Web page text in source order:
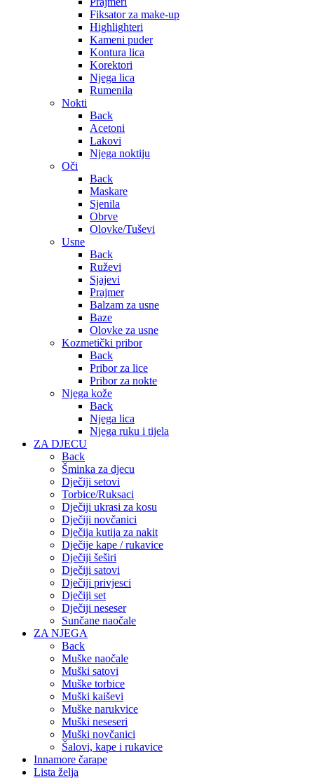
Fiksator za make-up
Highlighteri
Kameni puder
Kontura lica
Korektori
Njega lica
Rumenila
Nokti
Back
Acetoni
Lakovi
Njega noktiju
Oči
Back
Maskare
Sjenila
Obrve
Olovke/Tuševi
Usne
Back
Ruževi
Sjajevi
Prajmer
Balzam za usne
Baze
Olovke za usne
Kozmetički pribor
Back
Pribor za lice
Pribor za nokte
Njega kože
Back
Njega lica
Njega ruku i tijela
ZA DJECU
Back
Šminka za djecu
Dječiji setovi
Torbice/Ruksaci
Dječiji ukrasi za kosu
Dječiji novčanici
Dječija kutija za nakit
Dječije kape / rukavice
Dječiji šeširi
Dječiji satovi
Dječiji privjesci
Dječiji set
Dječiji neseser
Sunčane naočale
ZA NJEGA
Back
Muške naočale
Muški satovi
Muške torbice
Muški kaiševi
Muške narukvice
Muški neseseri
Muški novčanici
Šalovi, kape i rukavice
Innamore čarape
Lista želja